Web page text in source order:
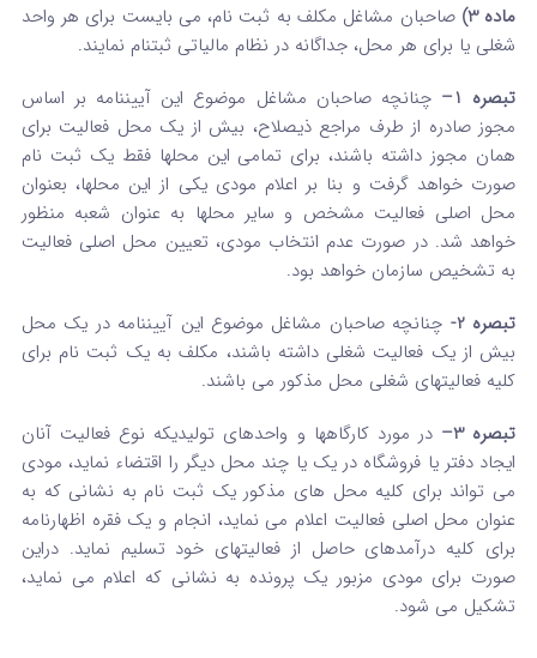
ماده 3)
صاحبان مشاغل مکلف به ثبت نام، می بایست برای هر واحد
شغلی یا برای هر محل، جداگانه در نظام مالیاتی ثبت­نام نمایند.
تبصره 1
– چنانچه صاحبان مشاغل موضوع این آیین­نامه بر اساس
مجوز صادره از طرف مراجع ذی­صلاح، بیش از یک محل فعالیت برای
همان مجوز داشته باشند، برای تمامی این محل­ها فقط یک ثبت نام
صورت خواهد گرفت و بنا بر اعلام مودی یکی از این محل­ها، بعنوان
محل اصلی فعالیت مشخص و سایر محل­ها به عنوان شعبه منظور
خواهد شد. در صورت عدم انتخاب مودی، تعیین محل اصلی فعالیت
به تشخیص سازمان خواهد بود.
تبصره 2-
چنانچه صاحبان مشاغل موضوع این آیین­نامه در یک محل
بیش از یک فعالیت شغلی داشته باشند، مکلف به یک ثبت نام برای
کلیه فعالیت­های شغلی محل مذکور می باشند.
تبصره 3 – در مورد کارگاه­ها و واحدهای تولیدی­که نوع فعالیت آنان
ایجاد دفتر یا فروشگاه در یک یا چند محل دیگر را اقتضاء نماید، مودی
می تواند برای کلیه محل های مذکور یک ثبت نام به نشانی که به
عنوان محل اصلی فعالیت اعلام می نماید، انجام و یک فقره اظهارنامه
برای کلیه درآمدهای حاصل از فعالیت­های خود تسلیم نماید. دراین
صورت برای مودی مزبور یک پرونده به نشانی که اعلام می نماید،
تشکیل می شود.